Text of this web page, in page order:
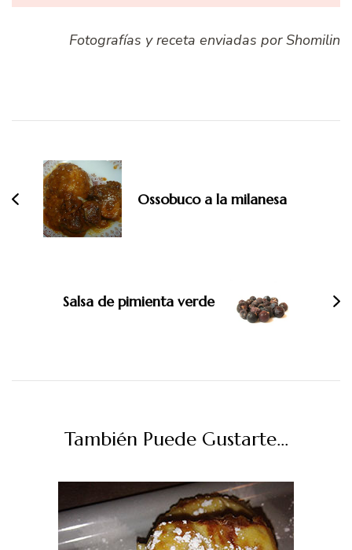
Fotografías y receta enviadas por Shomilin
entradas
Ossobuco a la milanesa
Salsa de pimienta verde
También Puede Gustarte...